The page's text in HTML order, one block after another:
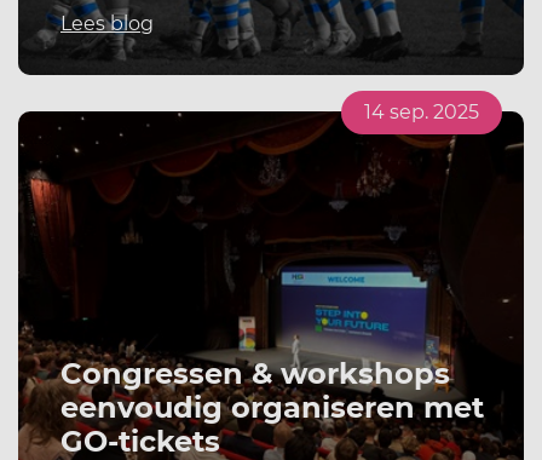
Lees blog
Congressen & workshops
eenvoudig organiseren met
GO-tickets
14 sep. 2025